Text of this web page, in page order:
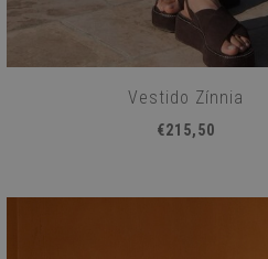
Vestido Zínnia
€215,50